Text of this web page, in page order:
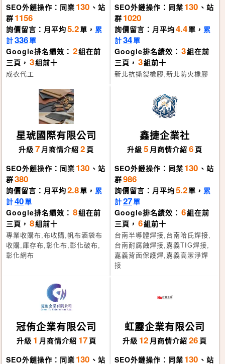
SEO外鏈操作：同業 130 、站
群 1156
詢價留言：月平均5.2單， 累
計336單
Google排名績效： 2組在前
三頁， 3組前十
成衣代工
SEO外鏈操作：同業 130 、站
群 1020
詢價留言：月平均4.4單， 累
計34單
Google排名績效： 3組在前
三頁， 3組前十
新北抗撕裂橡膠,新北防火橡膠
星琥國際有限公司
升級 7 月商情介紹 2 頁
SEO外鏈操作：同業 130 、站
群380
詢價留言：月平均2.8單， 累
計40單
Google排名績效： 8組在前
三頁， 8組前十
專業收購布,布收購,帆布酒袋布
收購,庫存布,彰化布,彰化破布,
彰化網布
鑫捷企業社
升級 5 月商情介紹 6 頁
SEO外鏈操作：同業 130 、站
群986
詢價留言：月平均5.2單， 累
計27單
Google排名績效： 6組在前
三頁， 6組前十
台南半導體焊接,台南哈氏焊接,
台南耐腐蝕焊接,嘉義TIG焊接,
嘉義背面保護焊,嘉義高潔淨焊
接
冠侑企業有限公司
升級 1 月商情介紹 17 頁
SEO外鏈操作：同業 130 、站
虹靂企業有限公司
升級 12 月商情介紹 26 頁
SEO外鏈操作：同業 130 、站